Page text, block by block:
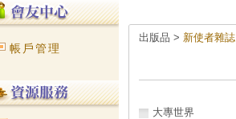
帳戶管理
出版品 > 新使者雜誌
大專世界